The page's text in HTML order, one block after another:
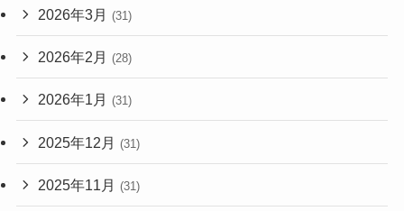
2026年3月 (31)
2026年2月 (28)
2026年1月 (31)
2025年12月 (31)
2025年11月 (31)